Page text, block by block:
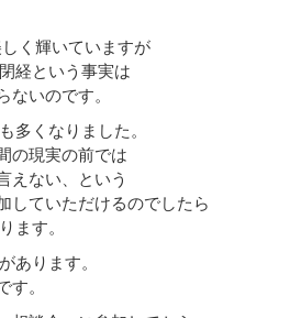
く輝いていますが
経という事実は
いのです。
多くなりました。
の現実の前では
えない、という
していただけるのでしたら
ます。
あります。
。